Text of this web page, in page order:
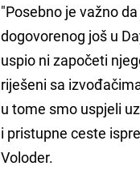
"Posebno je važno
dogovorenog još u
uspio ni započeti
riješeni sa
u tome smo uspjeli
i pristupne ceste
Voloder.